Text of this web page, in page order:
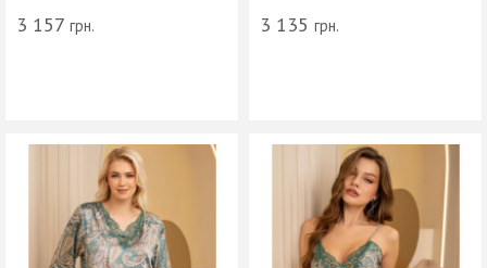
3 157 грн. 3 135 грн.